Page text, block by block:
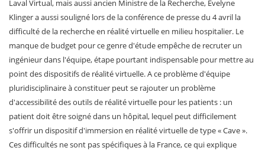
Laval Virtual, mais aussi ancien Ministre de la Recherche, Evelyne
Klinger a aussi souligné lors de la conférence de presse du 4 avril la
difficulté de la recherche en réalité virtuelle en milieu hospitalier. Le
manque de budget pour ce genre d'étude empêche de recruter un
ingénieur dans l'équipe, étape pourtant indispensable pour mettre au
point des dispositifs de réalité virtuelle. A ce problème d'équipe
pluridisciplinaire à constituer peut se rajouter un problème
d'accessibilité des outils de réalité virtuelle pour les patients : un
patient doit être soigné dans un hôpital, lequel peut difficilement
s'offrir un dispositif d'immersion en réalité virtuelle de type « Cave ».
Ces difficultés ne sont pas spécifiques à la France, ce qui explique